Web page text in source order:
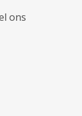
ons